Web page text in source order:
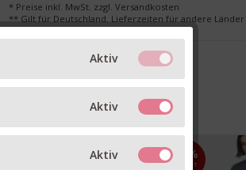
* Preise inkl. MwSt. zzgl. Versandkosten
** Gilt für Deutschland. Lieferzeiten für andere
50%
RABATT
Aktiv
Aktiv
Aktiv